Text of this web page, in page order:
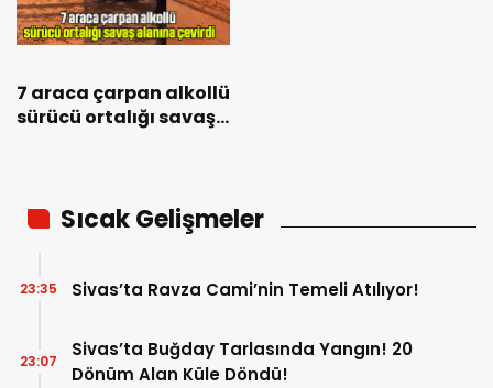
7 araca çarpan alkollü
sürücü ortalığı savaş
Sıcak Gelişmeler
Sivas’ta Ravza Cami’nin Temeli Atılıyor!
23:35
Sivas’ta Buğday Tarlasında Yangın! 20
Dönüm Alan Küle Döndü!
23:07